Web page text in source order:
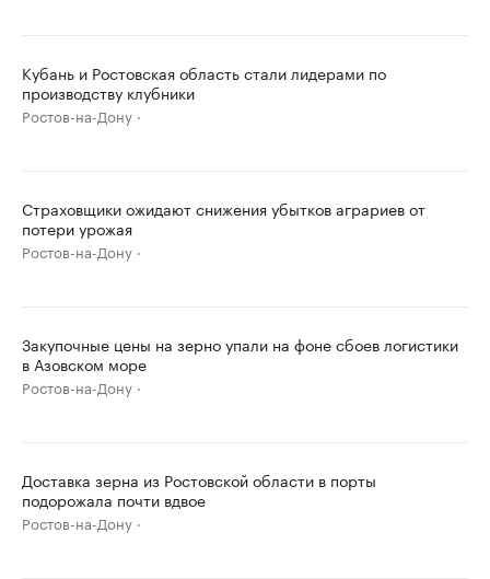
Кубань и Ростовская область стали лидерами по
производству клубники
Ростов-на-Дону
Страховщики ожидают снижения убытков аграриев от
потери урожая
Ростов-на-Дону
Закупочные цены на зерно упали на фоне сбоев логистики
в Азовском море
Ростов-на-Дону
Доставка зерна из Ростовской области в порты
подорожала почти вдвое
Ростов-на-Дону